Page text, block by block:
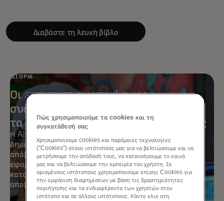
Διαβάστε τη λευκή βίβλο
ΙΣΤΟΡΊΑ
Οι επαναχρησιμοποιήσιμες
συσκευασίες της Alner καταπολεμούν
τα πλαστικά απόβλητα της Ινδονησίας
Η Alner βοηθά τις μικρές επιχειρήσεις να
δημιουργήσουν μια αλυσίδα εφοδιασμού με μηδενικά
απόβλητα με επαναχρησιμοποιήσιμα δοχεία, μια
εφαρμογή για κινητά και ένα σύστημα επιβράβευσης
καταθέσεων για την καταπολέμηση των πλαστικών
αποβλήτων στο λιανικό εμπόριο.
Πώς χρησιμοποιούμε τα cookies και τη
συγκατάθεσή σας
Χρησιμοποιούμε cookies και παρόμοιες τεχνολογίες
("Cookies") στους ιστότοπούς μας για να βελτιώσουμε και να
μετρήσουμε την απόδοσή τους, να κατανοήσουμε το κοινό
μας και να βελτιώσουμε την εμπειρία του χρήστη. Σε
ορισμένους ιστότοπους χρησιμοποιούμε επίσης Cookies για
την εμφάνιση διαφημίσεων με βάση τις δραστηριότητες
περιήγησης και τα ενδιαφέροντα των χρηστών στον
ιστότοπο και σε άλλους ιστότοπους. Κάντε κλικ στη